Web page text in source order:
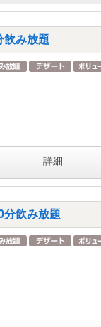
飲み放題
詳細
分飲み放題